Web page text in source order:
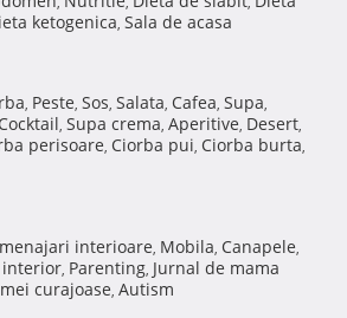
ketogenica, Sala de acasa
, Peste, Sos, Salata, Cafea, Supa,
Cocktail, Supa crema, Aperitive, Desert,
perisoare, Ciorba pui, Ciorba burta,
interioare, Mobila, Canapele,
interior, Parenting, Jurnal de mama
curajoase, Autism